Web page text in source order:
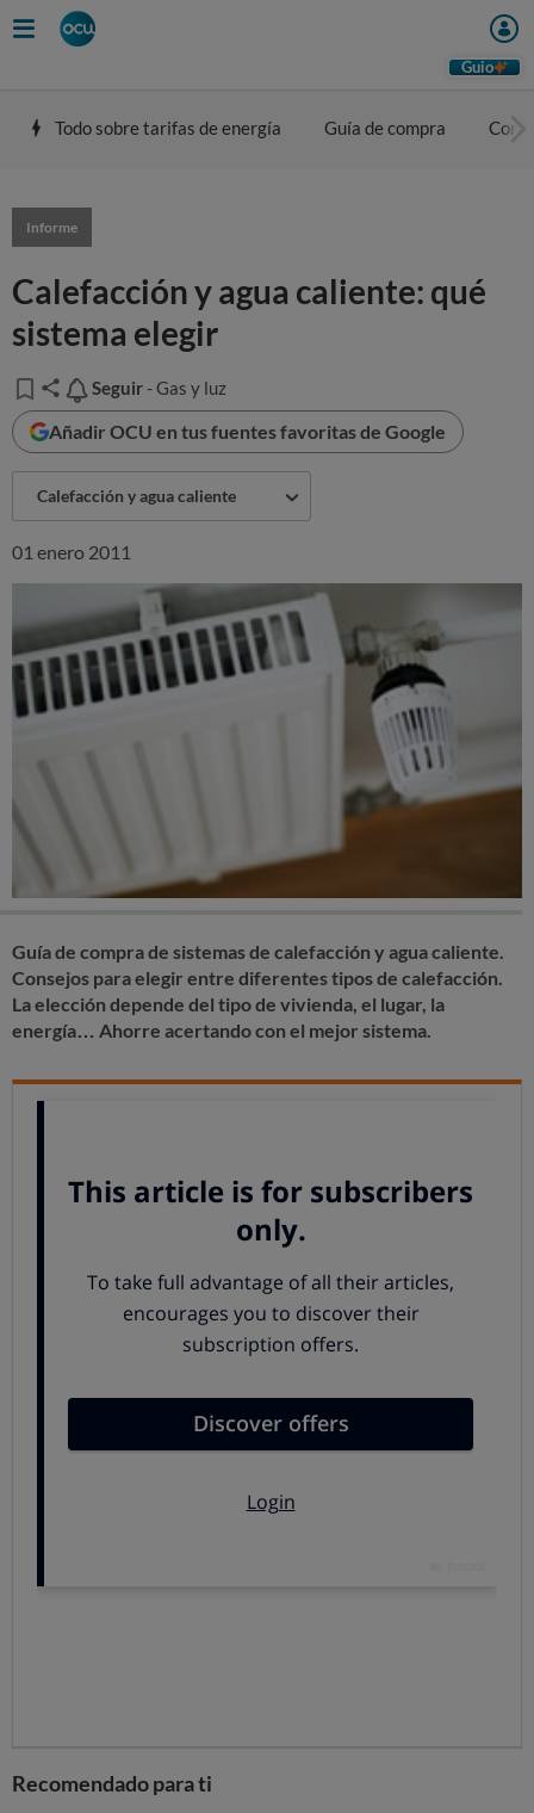
Guio
Todo sobre tarifas de energía Guía de compra
Informe
Calefacción y agua caliente: qué
sistema elegir
Seguir
Seguir - Gas y luz
Añadir OCU en tus fuentes favoritas de Google
Calefacción y agua caliente
01 enero 2011
Guía de compra de sistemas de calefacción y agua caliente.
Consejos para elegir entre diferentes tipos de calefacción.
La elección depende del tipo de vivienda, el lugar, la
energía… Ahorre acertando con el mejor sistema.
mejor sistema? En principio, una caldera mixta de
condensación con gas natural. Pero en la elección pesan
varios criterios. Las opciones del usuario son…
Siguiente
Recomendado para ti